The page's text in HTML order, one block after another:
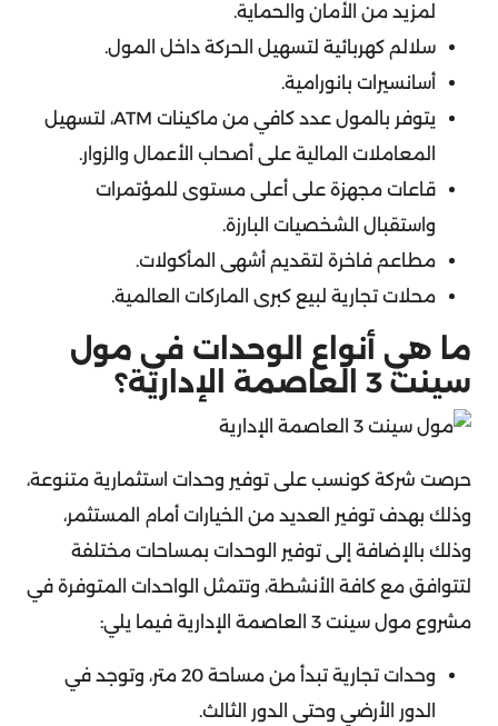
لمزيد من الأمان والحماية.
سلالم كهربائية لتسهيل الحركة داخل المول.
أسانسيرات بانورامية.
يتوفر بالمول عدد كافي من ماكينات ATM، لتسهيل
المعاملات المالية على أصحاب الأعمال والزوار.
قاعات مجهزة على أعلى مستوى للمؤتمرات
واستقبال الشخصيات البارزة.
مطاعم فاخرة لتقديم أشهى المأكولات.
محلات تجارية لبيع كبرى الماركات العالمية.
ما هي أنواع الوحدات في مول
سينت 3 العاصمة الإدارية؟
حرصت شركة كونسب على توفير وحدات استثمارية متنوعة،
وذلك بهدف توفير العديد من الخيارات أمام المستثمر،
وذلك بالإضافة إلى توفير الوحدات بمساحات مختلفة
لتتوافق مع كافة الأنشطة، وتتمثل الواحدات المتوفرة في
مشروع مول سينت 3 العاصمة الإدارية فيما يلي:
وحدات تجارية تبدأ من مساحة 20 متر، وتوجد في
الدور الأرضي وحتى الدور الثالث.